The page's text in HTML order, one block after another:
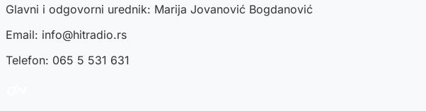
Glavni i odgovorni urednik: Marija Jovanović Bogdanović
Email: info@hitradio.rs
Telefon: 065 5 531 631